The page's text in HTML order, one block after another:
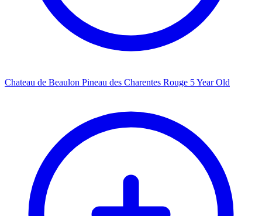
Chateau de Beaulon Pineau des Charentes Rouge 5 Year Old